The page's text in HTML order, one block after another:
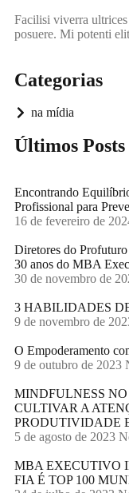
Facilisi viverra
posuere. Mi potenti
Categorias
na mídia
Últimos Posts
Encontrando
Profissional para
16 de fevereiro de
Diretores do
30 anos do MBA
30 de novembro de
3 HABILIDADES
9 de novembro de
O Empoderamento
9 de outubro de 2023
MINDFULNESS
CULTIVAR A
PRODUTIVIDADE
5 de agosto de 2023
MBA EXECUTIVO
FIA É TOP 100